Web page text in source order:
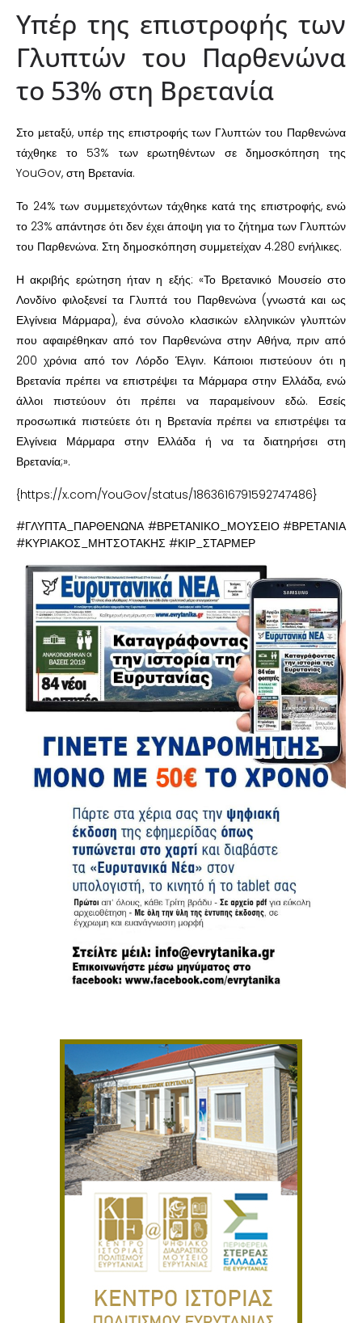
Υπέρ της επιστροφής των
Γλυπτών του Παρθενώνα
το 53% στη Βρετανία
Στο μεταξύ, υπέρ της επιστροφής των Γλυπτών του Παρθενώνα
τάχθηκε το 53% των ερωτηθέντων σε δημοσκόπηση της
YouGov, στη Βρετανία.
Το 24% των συμμετεχόντων τάχθηκε κατά της επιστροφής, ενώ
το 23% απάντησε ότι δεν έχει άποψη για το ζήτημα των Γλυπτών
του Παρθενώνα. Στη δημοσκόπηση συμμετείχαν 4.280 ενήλικες.
Η ακριβής ερώτηση ήταν η εξής: «Το Βρετανικό Μουσείο στο
Λονδίνο φιλοξενεί τα Γλυπτά του Παρθενώνα (γνωστά και ως
Ελγίνεια Μάρμαρα), ένα σύνολο κλασικών ελληνικών γλυπτών
που αφαιρέθηκαν από τον Παρθενώνα στην Αθήνα, πριν από
200 χρόνια από τον Λόρδο Έλγιν. Κάποιοι πιστεύουν ότι η
Βρετανία πρέπει να επιστρέψει τα Μάρμαρα στην Ελλάδα, ενώ
άλλοι πιστεύουν ότι πρέπει να παραμείνουν εδώ. Εσείς
προσωπικά πιστεύετε ότι η Βρετανία πρέπει να επιστρέψει τα
Ελγίνεια Μάρμαρα στην Ελλάδα ή να τα διατηρήσει στη
Βρετανία;».
{https://x.com/YouGov/status/1863616791592747486}
#ΓΛΥΠΤΑ_ΠΑΡΘΕΝΩΝΑ #ΒΡΕΤΑΝΙΚΟ_ΜΟΥΣΕΙΟ #ΒΡΕΤΑΝΙΑ
#ΚΥΡΙΑΚΟΣ_ΜΗΤΣΟΤΑΚΗΣ #ΚΙΡ_ΣΤΑΡΜΕΡ